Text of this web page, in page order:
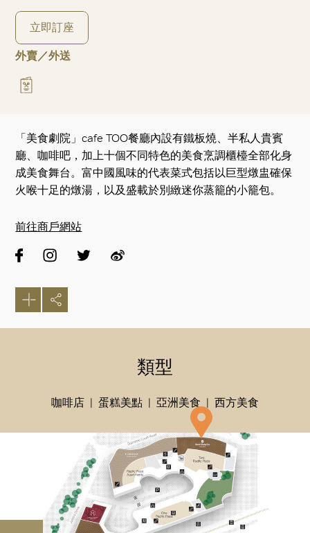
立即訂座
外賣／外送
「美食劇院」cafe TOO餐廳內設有鐵板燒、半私人貴賓
廳、咖啡吧，加上十個不同特色的美食烹調櫃檯全部化身
成美食舞台。富中國風味的代表菜式包括以巨型燉盅確保
火喉十足的燉湯，以及盛載於別緻迷你蒸籠的小籠包。
前往商戶網站
類型
咖啡店 蛋糕美點 亞洲美食 西方美食